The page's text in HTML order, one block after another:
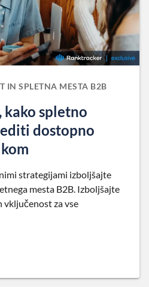
IN SPLETNA MESTA B2B
kako spletno
dostopno
strategijami izboljšajte
mesta B2B. Izboljšajte
vključenost za vse